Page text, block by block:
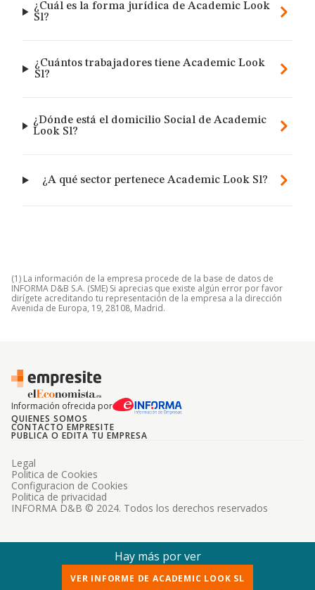
¿Cuál es la forma jurídica de Academic Look
Sl?
¿Cuántos trabajadores tiene Academic Look
Sl?
¿Dónde está el domicilio Social de Academic
Look Sl?
¿A qué sector pertenece Academic Look Sl?
(1) La información de la empresa procede de la base de datos de
INFORMA D&B S.A. (SME) Si aprecias que existe algún error por favor
dirígete acreditando tu representación de la empresa a la dirección
Avenida de Europa, 19, 28108, Madrid.
Información ofrecida por
QUIENES SOMOS
CONTACTO EMPRESITE
PUBLICA O EDITA TU EMPRESA
INFORMA D&B © 2024. Todos los derechos reservados
Legal
Politica de Cookies
Configuracion de Cookies
Politica de privacidad
Hay más por ver
VER INFORME DE ACADEMIC LOOK SL